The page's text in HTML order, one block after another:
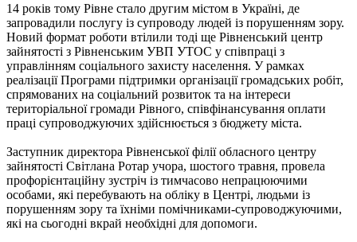
14 років тому Рівне стало другим містом в Україні, де
запровадили послугу із супроводу людей із порушенням зору.
Новий формат роботи втілили тоді ще Рівненський центр
зайнятості з Рівненським УВП УТОС у співпраці з
управлінням соціального захисту населення. У рамках
реалізації Програми підтримки організації громадських робіт,
спрямованих на соціальний розвиток та на інтереси
територіальної громади Рівного, співфінансування оплати
праці супроводжуючих здійснюється з бюджету міста.
Заступник директора Рівненської філії обласного центру
зайнятості Світлана Ротар учора, шостого травня, провела
профорієнтаційну зустріч із тимчасово непрацюючими
особами, які перебувають на обліку в Центрі, людьми із
порушенням зору та їхніми помічниками-супроводжуючими,
які на сьогодні вкрай необхідні для допомоги.